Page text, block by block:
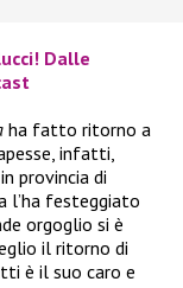
Dalle
ha fatto ritorno a
infatti,
provincia di
l’ha festeggiato
orgoglio si è
il ritorno di
è il suo caro e